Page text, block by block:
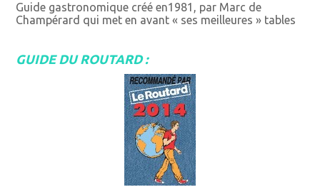
Guide gastronomique créé en1981, par Marc de
Champérard qui met en avant « ses meilleures » tables
GUIDE DU ROUTARD :